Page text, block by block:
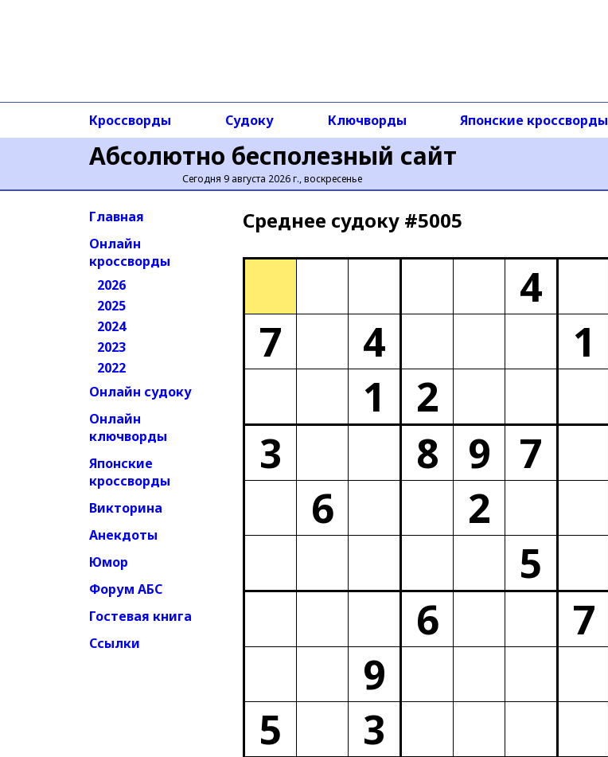
Абсолютно бесполезный сайт
Сегодня 9 августа 2026 г., воскресенье
Кроссворды Судоку Ключворды Японские кроссворды
Главная
Онлайн
кроссворды
2026
2025
2024
2023
2022
Онлайн судоку
Онлайн
ключворды
Японские
кроссворды
Викторина
Анекдоты
Юмор
Форум АБС
Гостевая книга
Ссылки
Среднее cудоку #5005
4
7
4 1
1
2
3
8 9 7
6
2
5
6
7
9
5
3